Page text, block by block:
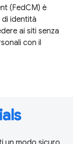
(FedCM) è
di identità
ai siti senza
con il